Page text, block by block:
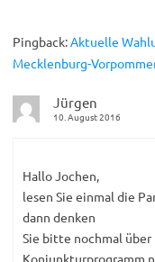
Pingback:Aktuelle
Mecklenburg-
Jürgen
10. August 2016
Hallo Jochen,
lesen Sie einmal die
dann denken
Sie bitte nochmal über
Konjunkturprogramm